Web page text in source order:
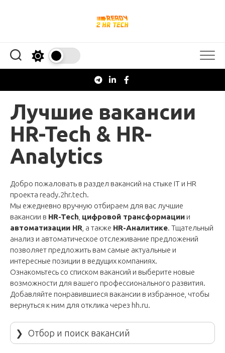
Лучшие вакансии
HR-Tech & HR-
Analytics
Добро пожаловать в раздел вакансий на стыке IT и HR
проекта ready.2hr.tech.
Мы ежедневно вручную отбираем для вас лучшие
вакансии в HR-Tech цифровой трансформации и
автоматизации HR , а также HR-Аналитике. Тщательный
анализ и автоматическое отслеживание предложений
позволяет предложить вам самые актуальные и
интересные позиции в ведущих компаниях.
Ознакомьтесь со списком вакансий и выберите новые
возможности для вашего профессионального развития.
Добавляйте понравившиеся вакансии в избранное, чтобы
вернуться к ним для отклика через hh.ru.
❯ Отбор и поиск вакансий